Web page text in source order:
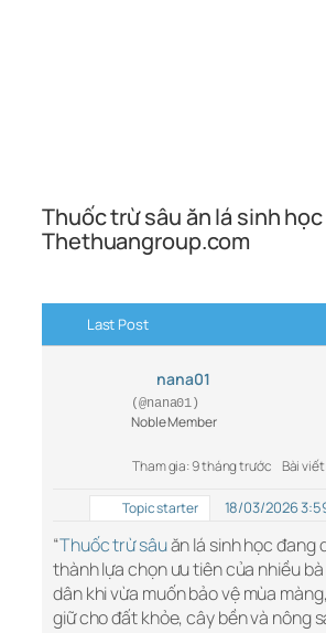
Thuốc trừ sâu ăn lá sinh học
Thethuangroup.com
Last Post
nana01
(@nana01)
Noble Member
Tham gia: 9 tháng trước Bài
Topic starter 18/03/2026
“Thuốc trừ sâuăn lá sinh học đang
thành lựa chọn ưu tiên của nhiều
dân khi vừa muốn bảo vệ mùa
giữ cho đất khỏe, cây bền và nông